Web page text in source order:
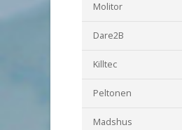
Molitor
Dare2B
Killtec
Peltonen
Madshus